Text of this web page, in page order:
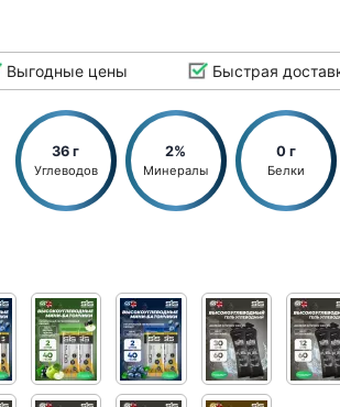
Выгодные цены Быстрая
36 г
Углеводов
2%
Минералы
0 г
Белки